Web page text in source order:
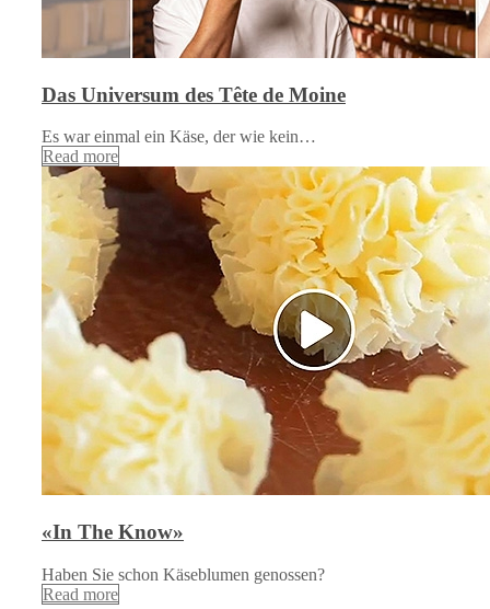
Das Universum des Tête de Moine
Es war einmal ein Käse, der wie kein…
Read more
«In The Know»
Haben Sie schon Käseblumen genossen?
Read more